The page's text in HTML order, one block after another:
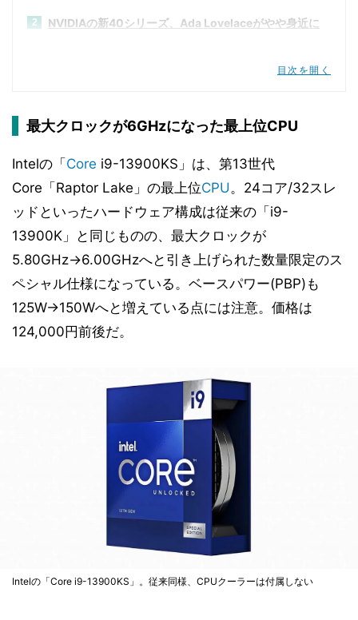
2 NVIDIAの新40シリーズ、Ada Lovelaceがやや身近に
なんと8型液晶内蔵のmicroATXケースも
目次を開く
最大クロックが6GHzになった最上位CPU
Intelの「 Core i9-13900KS」は、第13世代
Core「Raptor Lake」の最上位CPU。24コア/32スレ
ッドといったハードウェア構成は従来の「i9-
13900K」と同じものの、最大クロックが
5.80GHz→6.00GHzへと引き上げられた数量限定のス
ペシャル仕様になっている。ベースパワー(PBP)も
125W→150Wへと増えている点には注意。価格は
124,000円前後だ。
Intelの「Core i9-13900KS」。従来同様、CPUクーラーは付属しない